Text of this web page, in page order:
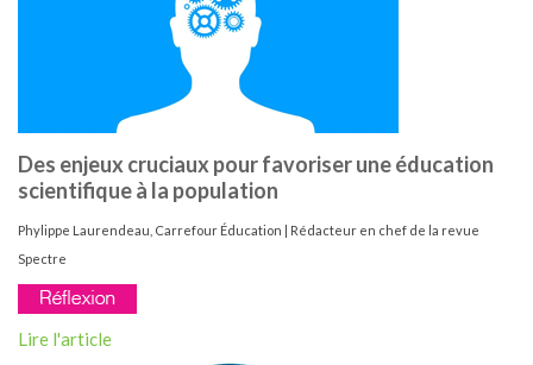
Des enjeux cruciaux pour favoriser une éducation
scientifique à la population
Phylippe Laurendeau, Carrefour Éducation | Rédacteur en chef de la revue
Spectre
Lire l'article